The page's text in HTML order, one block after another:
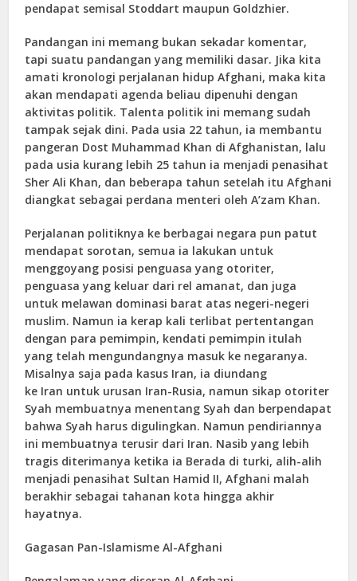
pendapat semisal Stoddart maupun Goldzhier.
Pandangan ini memang bukan sekadar komentar,
tapi suatu pandangan yang memiliki dasar. Jika kita
amati kronologi perjalanan hidup Afghani, maka kita
akan mendapati agenda beliau dipenuhi dengan
aktivitas politik. Talenta politik ini memang sudah
tampak sejak dini. Pada usia 22 tahun, ia membantu
pangeran Dost Muhammad Khan di Afghanistan, lalu
pada usia kurang lebih 25 tahun ia menjadi penasihat
Sher Ali Khan, dan beberapa tahun setelah itu Afghani
diangkat sebagai perdana menteri oleh A’zam Khan.
Perjalanan politiknya ke berbagai negara pun patut
mendapat sorotan, semua ia lakukan untuk
menggoyang posisi penguasa yang otoriter,
penguasa yang keluar dari rel amanat, dan juga
untuk melawan dominasi barat atas negeri-negeri
muslim. Namun ia kerap kali terlibat pertentangan
dengan para pemimpin, kendati pemimpin itulah
yang telah mengundangnya masuk ke negaranya.
Misalnya saja pada kasus Iran, ia diundang
ke Iran untuk urusan Iran-Rusia, namun sikap otoriter
Syah membuatnya menentang Syah dan berpendapat
bahwa Syah harus digulingkan. Namun pendiriannya
ini membuatnya terusir dari Iran. Nasib yang lebih
tragis diterimanya ketika ia Berada di turki, alih-alih
menjadi penasihat Sultan Hamid II, Afghani malah
berakhir sebagai tahanan kota hingga akhir
hayatnya.
Gagasan Pan-Islamisme Al-Afghani